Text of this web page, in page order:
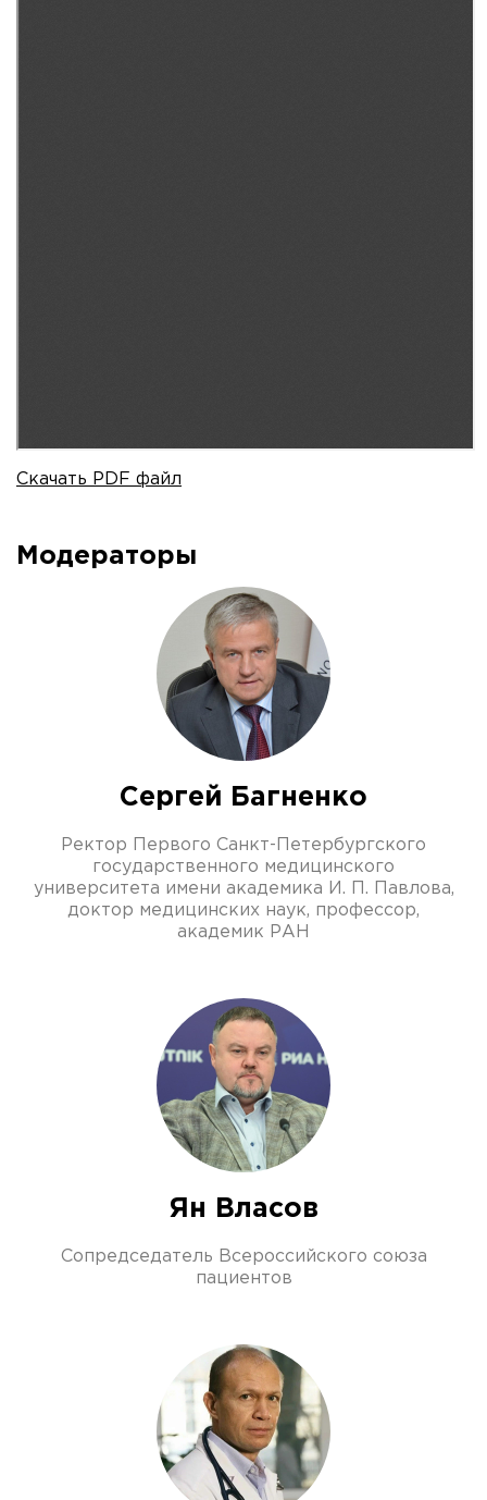
Скачать PDF файл
Модераторы
Сергей Багненко
Ректор Первого Санкт-Петербургского
государственного медицинского
университета имени академика И. П. Павлова,
доктор медицинских наук, профессор,
академик РАН
Ян Власов
Сопредседатель Всероссийского союза
пациентов